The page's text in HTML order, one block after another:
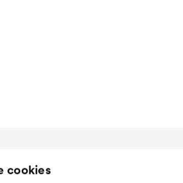
cookiesContributions techniques